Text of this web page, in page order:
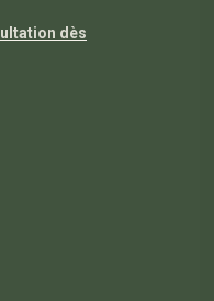
dès